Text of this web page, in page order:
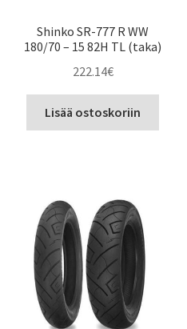
Shinko SR-777 R WW
180/70 – 15 82H TL (taka)
222.14€
Lisää ostoskoriin